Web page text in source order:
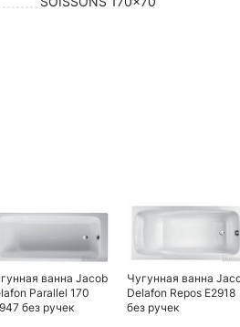
ванна Jacob
Parallel 170
без ручек
Чугунная ванна
Delafon Repos E2918
без ручек